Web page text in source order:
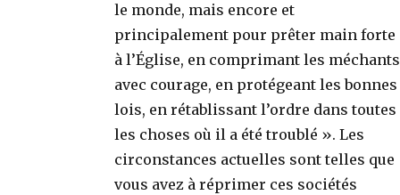
le monde, mais encore et
principalement pour prêter main forte
à l’Église, en comprimant les méchants
avec courage, en protégeant les bonnes
lois, en rétablissant l’ordre dans toutes
les choses où il a été troublé ». Les
circonstances actuelles sont telles que
vous avez à réprimer ces sociétés